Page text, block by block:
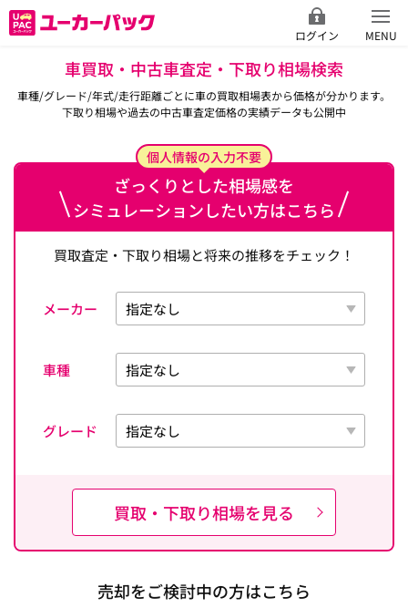
ログイン MENU
車買取・中古車査定・下取り相場検索
車種/グレード/年式/走行距離ごとに車の買取相場表から価格が分かります。
下取り相場や過去の中古車査定価格の実績データも公開中
ざっくりとした相場感を
シミュレーションしたい方はこちら
個人情報の入力不要
買取査定・下取り相場と将来の推移をチェック！
メーカー
車種
グレード
買取・下取り相場を見る
売却をご検討中の方はこちら